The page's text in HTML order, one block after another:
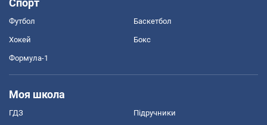
Футбол Баскетбол
Хокей Бокс
Формула-1
Моя школа
ГДЗ Підручники